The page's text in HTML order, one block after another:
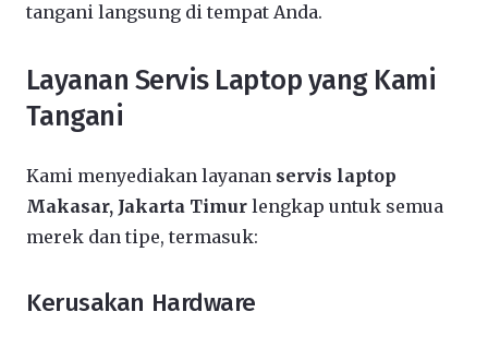
tangani langsung di tempat Anda.
Layanan Servis Laptop yang Kami
Tangani
Kami menyediakan layanan servis laptop
Makasar, Jakarta Timur lengkap untuk semua
merek dan tipe, termasuk:
Kerusakan Hardware